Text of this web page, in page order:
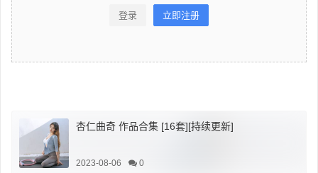
登录 立即注册
杏仁曲奇 作品合集 [16套][持续更新]
2023-08-06 0